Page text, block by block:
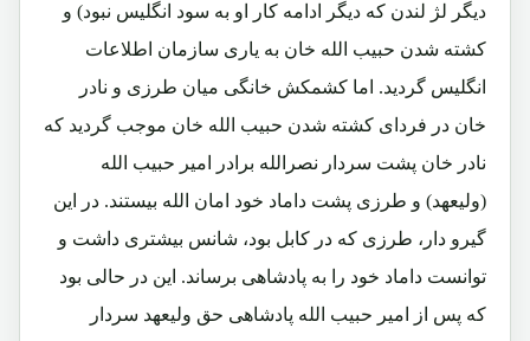
دیگر لژ لندن که دیگر ادامه کار او به سود انگلیس نبود) و
کشته شدن حبیب الله خان به یاری سازمان اطلاعات
انگلیس گردید. اما کشمکش خانگی میان طرزی و نادر
خان در فردای کشته شدن حبیب الله خان موجب گردید که
نادر خان پشت سردار نصرالله برادر امیر حبیب الله
(ولیعهد) و طرزی پشت داماد خود امان الله بیستند. در این
گیرو دار، طرزی که در کابل بود، شانس بیشتری داشت و
توانست داماد خود را به پادشاهی برساند. این در حالی بود
که پس از امیر حبیب الله پادشاهی حق ولیعهد سردار